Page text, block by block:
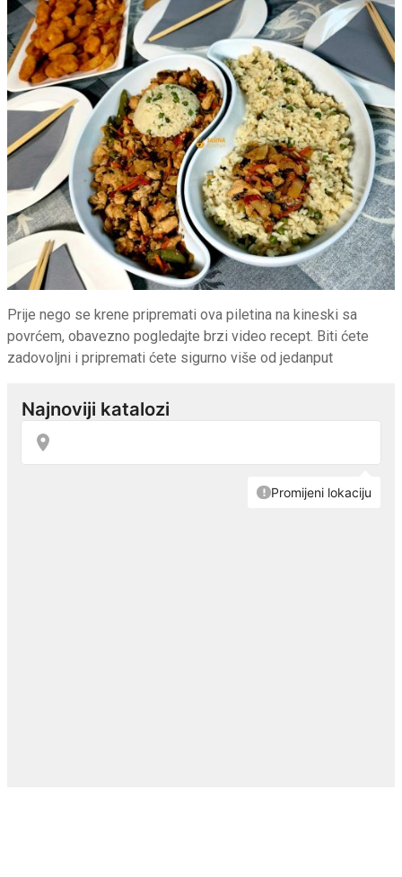
Prije nego se krene pripremati ova piletina na kineski sa
povrćem, obavezno pogledajte brzi video recept. Biti ćete
zadovoljni i pripremati ćete sigurno više od jedanput